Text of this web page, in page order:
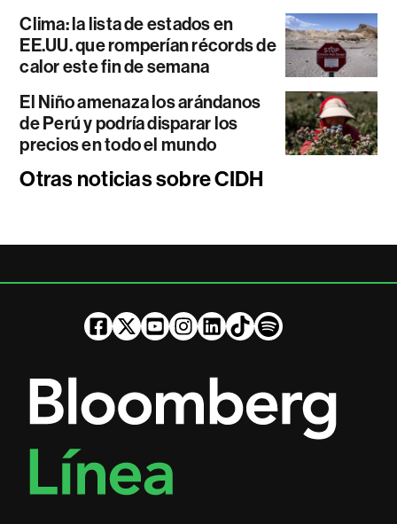
Clima: la lista de estados en
EE.UU. que romperían récords de
calor este fin de semana
El Niño amenaza los arándanos
de Perú y podría disparar los
precios en todo el mundo
Otras noticias sobre CIDH